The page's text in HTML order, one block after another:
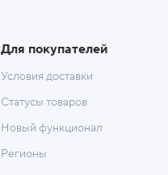
Для покупателей
Условия доставки
Статусы товаров
Новый функционал
Регионы